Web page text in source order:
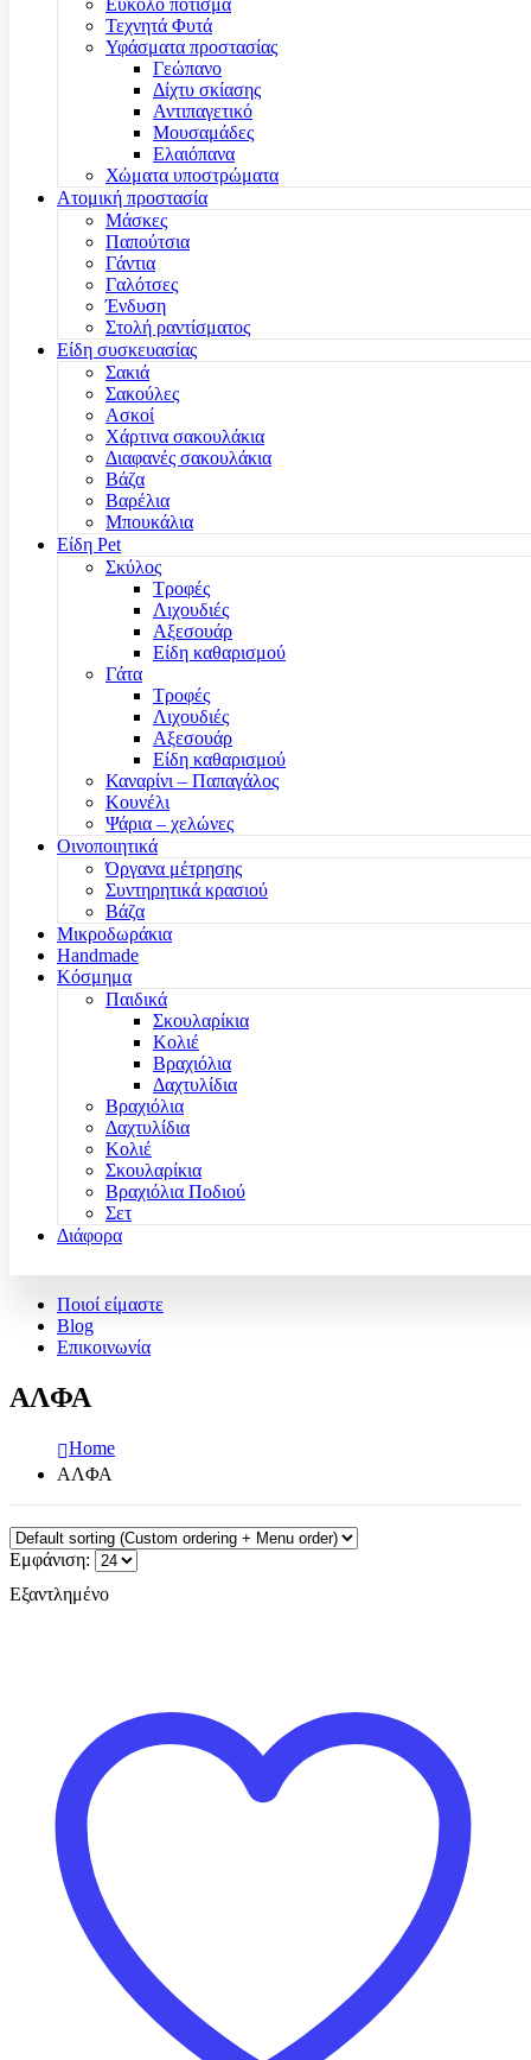
Τεχνητά Φυτά
Υφάσματα προστασίας
Γεώπανο
Δίχτυ σκίασης
Αντιπαγετικό
Μουσαμάδες
Ελαιόπανα
Χώματα υποστρώματα
Ατομική προστασία
Μάσκες
Παπούτσια
Γάντια
Γαλότσες
Ένδυση
Στολή ραντίσματος
Είδη συσκευασίας
Σακιά
Σακούλες
Ασκοί
Χάρτινα σακουλάκια
Διαφανές σακουλάκια
Βάζα
Βαρέλια
Μπουκάλια
Είδη Pet
Σκύλος
Τροφές
Λιχουδιές
Αξεσουάρ
Είδη καθαρισμού
Γάτα
Τροφές
Λιχουδιές
Αξεσουάρ
Είδη καθαρισμού
Καναρίνι – Παπαγάλος
Κουνέλι
Ψάρια – χελώνες
Οινοποιητικά
Όργανα μέτρησης
Συντηρητικά κρασιού
Βάζα
Μικροδωράκια
Handmade
Κόσμημα
Παιδικά
Σκουλαρίκια
Κολιέ
Βραχιόλια
Δαχτυλίδια
Βραχιόλια
Δαχτυλίδια
Κολιέ
Σκουλαρίκια
Βραχιόλια Ποδιού
Σετ
Διάφορα
Ποιοί είμαστε
Blog
Επικοινωνία
ΑΛΦΑ
Home
ΑΛΦΑ
Εμφάνιση:
Εξαντλημένο